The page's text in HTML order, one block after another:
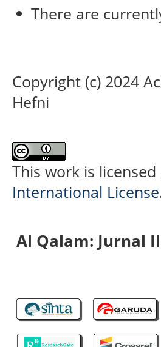
There are
Copyright (c) 2024
Hefni
This work is
International License
Al Qalam: Jurnal